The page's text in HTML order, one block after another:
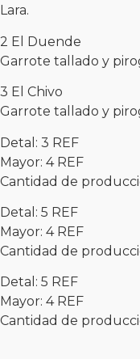
Lara.
2 El Duende
Garrote tallado y
3 El Chivo
Garrote tallado y
Detal: 3 REF
Mayor: 4 REF
Cantidad de
Detal: 5 REF
Mayor: 4 REF
Cantidad de
Detal: 5 REF
Mayor: 4 REF
Cantidad de